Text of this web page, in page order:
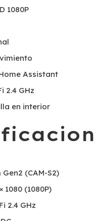
1080P
Assistant
2.4 GHz
en interior
Gen2 (CAM-S2)
1080 (1080P)
2.4 GHz